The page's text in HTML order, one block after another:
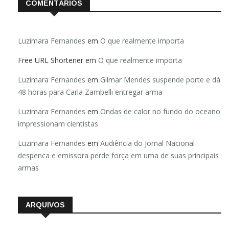
COMENTÁRIOS
Luzimara Fernandes em O que realmente importa
Free URL Shortener em O que realmente importa
Luzimara Fernandes em Gilmar Mendes suspende porte e dá
48 horas para Carla Zambelli entregar arma
Luzimara Fernandes em Ondas de calor no fundo do oceano
impressionam cientistas
Luzimara Fernandes em Audiência do Jornal Nacional
despenca e emissora perde força em uma de suas principais
armas
ARQUIVOS